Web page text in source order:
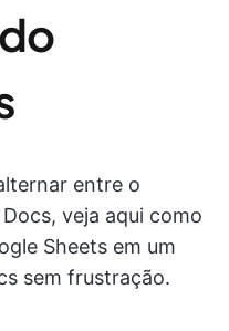
entre o
veja aqui como
Sheets em um
sem frustração.